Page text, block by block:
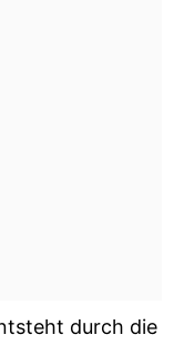
durch die